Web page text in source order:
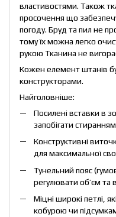
властивостями. Також
просочення що
погоду. Бруд та пил не
тому їх можна легко
рукою Тканина не вигорає
Кожен елемент штанів
конструкторами.
Найголовніше:
Посилені вставки в
запобігати
Конструктивні
для максимальної
Тунельний пояс
регулювати об’єм та
Міцні широкі петлі,
кобурою чи